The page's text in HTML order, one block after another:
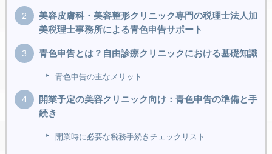
美容皮膚科・美容整形クリニック専門の税理士法人加
美税理士事務所による青色申告サポート
青色申告とは？自由診療クリニックにおける基礎知識
青色申告の主なメリット
開業予定の美容クリニック向け：青色申告の準備と手
続き
開業時に必要な税務手続きチェックリスト